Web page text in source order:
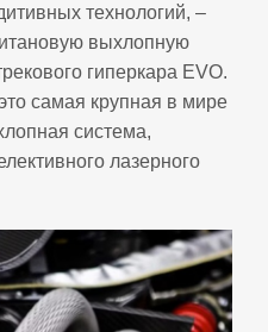
технологий, –
выхлопную
гиперкара EVO.
самая крупная в мире
система,
лазерного